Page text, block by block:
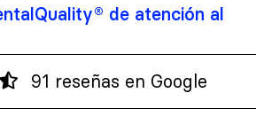
de atención al
91 reseñas en Google